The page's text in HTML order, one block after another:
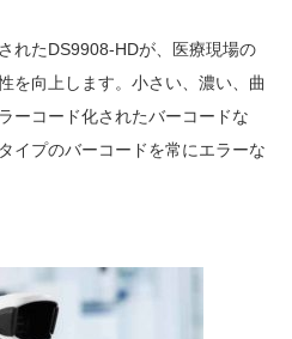
れたDS9908-HDが、医療現場の
を向上します。小さい、濃い、曲
ーコード化されたバーコードな
イプのバーコードを常にエラーな